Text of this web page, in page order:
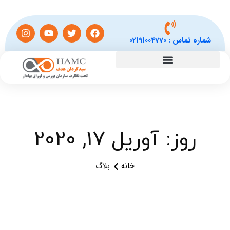
شماره تماس :02191004770
روز: آوریل 17, 2020
خانه بلاگ